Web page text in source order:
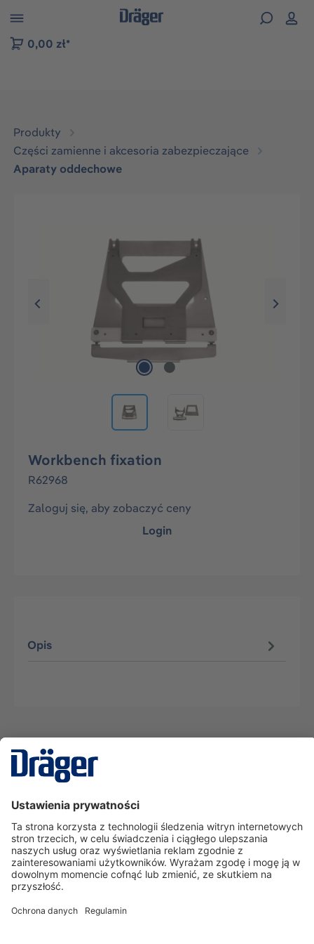
do nawigacji na platformie B2B
0,00 zł*
Produkty
Części zamienne i akcesoria zabezpieczające
Aparaty oddechowe
Workbench fixation
R62968
Zaloguj się, aby zobaczyć ceny
Login
Opis
Serwisowa linia hotline
O nas
Korzystanie ze sklepu